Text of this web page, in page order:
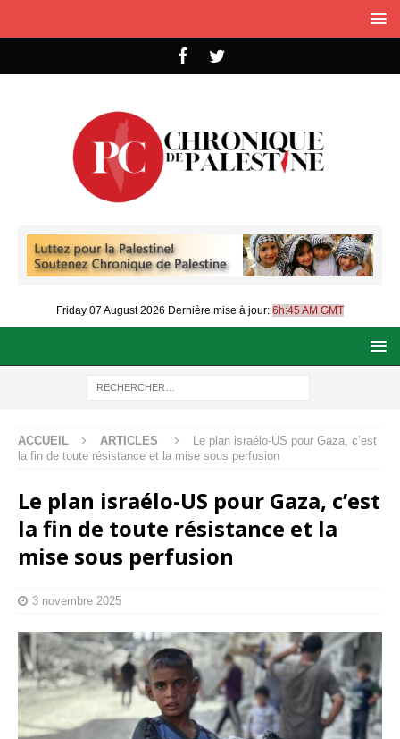
Friday 07 August 2026 Dernière mise à jour: 6h:45 AM GMT
ACCUEIL ARTICLES
Le plan israélo-US pour Gaza, c’est
la fin de toute résistance et la mise sous perfusion
Le plan israélo-US pour Gaza, c’est
la fin de toute résistance et la
mise sous perfusion
3 novembre 2025